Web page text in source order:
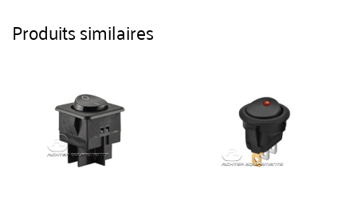
Produits similaires